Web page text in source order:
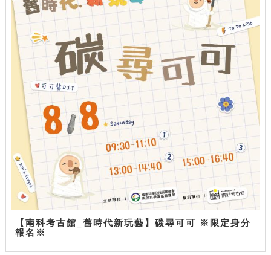
【南科考古館_舊時代新玩藝】碳尋可可 ※限定身分
報名※